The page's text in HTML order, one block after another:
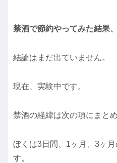
禁酒で節約やってみた結果
結論はまだ出ていません。
現在、実験中です。
禁酒の経緯は次の項にまと
ぼくは3日間、1ヶ月、3ヶ
す。